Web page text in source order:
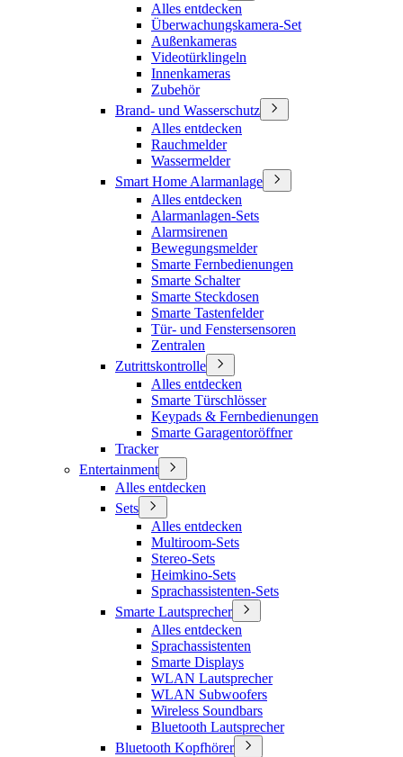
Alles entdecken
Überwachungskamera-Set
Außenkameras
Videotürklingeln
Innenkameras
Zubehör
Brand- und Wasserschutz
Alles entdecken
Rauchmelder
Wassermelder
Smart Home Alarmanlage
Alles entdecken
Alarmanlagen-Sets
Alarmsirenen
Bewegungsmelder
Smarte Fernbedienungen
Smarte Schalter
Smarte Steckdosen
Smarte Tastenfelder
Tür- und Fenstersensoren
Zentralen
Zutrittskontrolle
Alles entdecken
Smarte Türschlösser
Keypads & Fernbedienungen
Smarte Garagentoröffner
Tracker
Entertainment
Alles entdecken
Sets
Alles entdecken
Multiroom-Sets
Stereo-Sets
Heimkino-Sets
Sprachassistenten-Sets
Smarte Lautsprecher
Alles entdecken
Sprachassistenten
Smarte Displays
WLAN Lautsprecher
WLAN Subwoofers
Wireless Soundbars
Bluetooth Lautsprecher
Bluetooth Kopfhörer